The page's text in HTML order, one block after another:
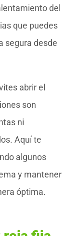
del
que puedes
segura desde
abrir el
son
ni
Aquí te
algunos
y mantener
óptima.